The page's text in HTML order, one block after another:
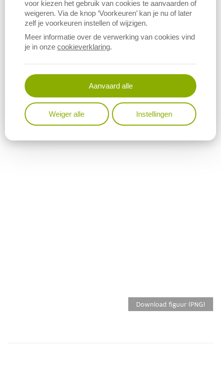
Download figuur (PNG)
Download figuur (PNG)
voor kiezen het gebruik van cookies te aanvaarden of
weigeren. Via de knop ‘Voorkeuren’ kan je nu of later
zelf je voorkeuren instellen of wijzigen.
Meer informatie over de verwerking van cookies vind
je in onze cookieverklaring.
Aanvaard alle
Weiger alle Instellingen